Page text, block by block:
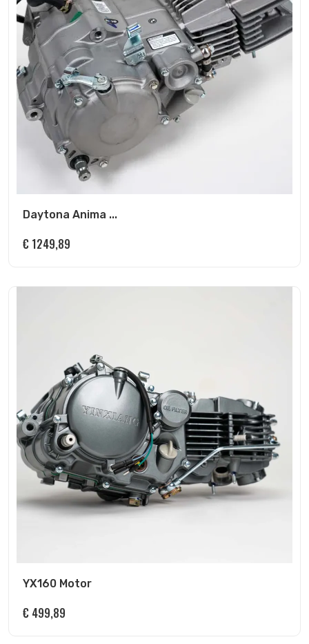
Daytona Anima ...
€ 1249,89
YX160 Motor
€ 499,89